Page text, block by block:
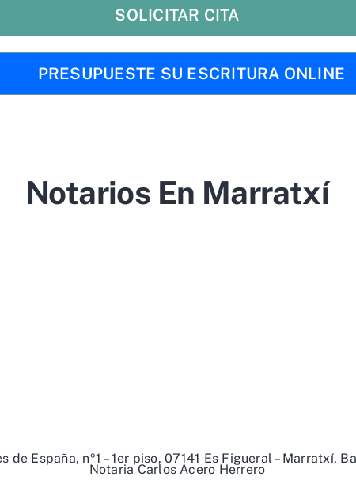
SOLICITAR CITA
PRESUPUESTE SU ESCRITURA ONLINE
Notarios En Marratxí
Notaria Carlos Acero Herrero
de España, nº1 – 1er piso, 07141 Es Figueral – Marratxí,